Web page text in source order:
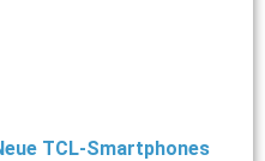
TCL-Smartphones